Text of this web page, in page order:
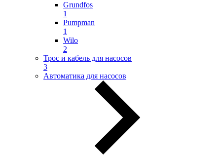
Grundfos
1
Pumpman
1
Wilo
2
Трос и кабель для насосов
3
Автоматика для насосов